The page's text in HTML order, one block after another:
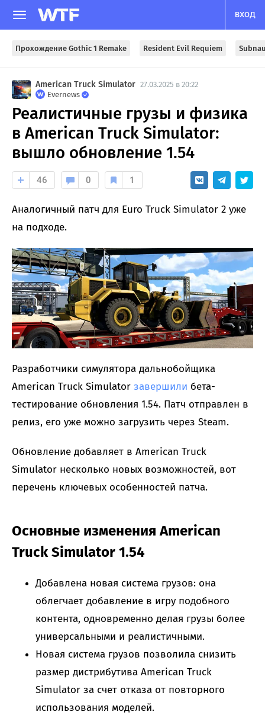
ВХОД
Прохождение Gothic 1 Remake Resident Evil Requiem
American Truck Simulator 27.03.2025 в 20:22
Evernews
Реалистичные грузы и физика
в American Truck Simulator:
вышло обновление 1.54
46 0 1
Аналогичный патч для Euro Truck Simulator 2 уже
на подходе.
Разработчики симулятора дальнобойщика
American Truck Simulator завершили бета-
тестирование обновления 1.54. Патч отправлен в
релиз, его уже можно загрузить через Steam.
Обновление добавляет в American Truck
Simulator несколько новых возможностей, вот
перечень ключевых особенностей патча.
Основные изменения American
Truck Simulator 1.54
Добавлена новая система грузов: она
облегчает добавление в игру подобного
контента, одновременно делая грузы более
универсальными и реалистичными.
Новая система грузов позволила снизить
размер дистрибутива American Truck
Simulator за счет отказа от повторного
использования моделей.